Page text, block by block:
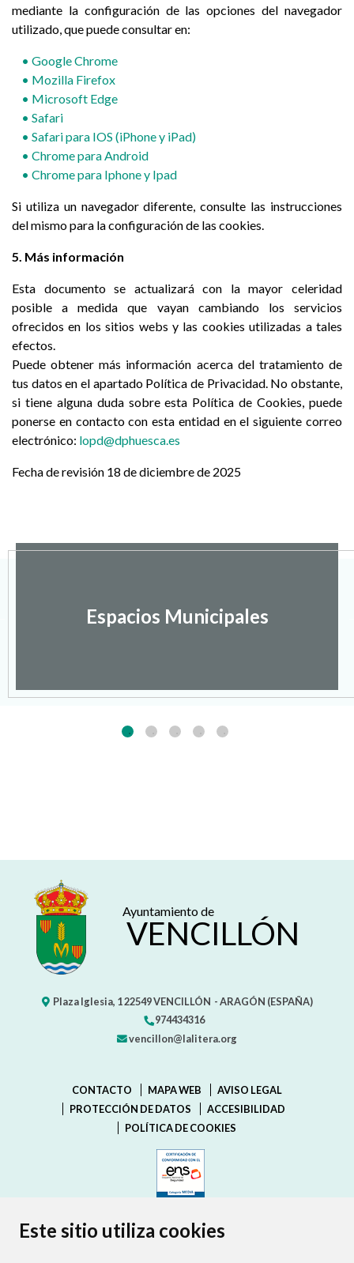
Este sitio utiliza cookies
mediante la configuración de las opciones del navegador
utilizado, que puede consultar en:
• Google Chrome
• Mozilla Firefox
• Microsoft Edge
• Safari
• Safari para IOS (iPhone y iPad)
• Chrome para Android
• Chrome para Iphone y Ipad
Si utiliza un navegador diferente, consulte las instrucciones
del mismo para la configuración de las cookies.
5. Más información
Esta documento se actualizará con la mayor celeridad
posible a medida que vayan cambiando los servicios
ofrecidos en los sitios webs y las cookies utilizadas a tales
efectos.
Puede obtener más información acerca del tratamiento de
tus datos en el apartado Política de Privacidad. No obstante,
si tiene alguna duda sobre esta Política de Cookies, puede
ponerse en contacto con esta entidad en el siguiente correo
electrónico: lopd@dphuesca.es
Fecha de revisión 18 de diciembre de 2025
Espacios Municipales
Ayuntamiento de
VENCILLÓN
Plaza Iglesia, 122549VENCILLÓN - ARAGÓN (ESPAÑA)
974434316
vencillon@lalitera.org
CONTACTO MAPA WEB
AVISO LEGAL
PROTECCIÓN DE DATOS
ACCESIBILIDAD
POLÍTICA DE COOKIES